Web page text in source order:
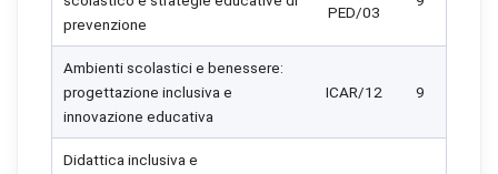
prevenzione
PED/03
Ambienti scolastici e benessere:
progettazione inclusiva e
innovazione educativa
ICAR/12 9
Didattica inclusiva e